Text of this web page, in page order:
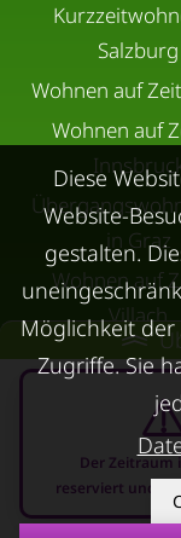
Der Zeitraum
reserviert und
Salzburg
Wohnen auf
Wohnen auf
in Graz
Wohnen auf
Villach
Wohnen auf
Kurzzeitmiete
Wohnen
Dornbirn
Diese
Website-
gestalten.
Möglichkeit der
Zugriffe. Sie